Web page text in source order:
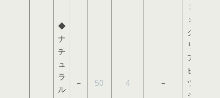
◆
ナ
チ
ュ
ラ
ル
– 50 4 –
３
＞
ク
リ
ア
ヒ
ツ
ジ